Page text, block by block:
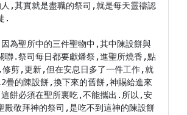
,其實就是盡職的祭司,就是每天靈禱認
.
為聖所中的三件聖物中,其中陳設餅與
聯.祭司每日都要獻燔祭,進聖所燒香,點
剪,更新,但在安息日多了一件工作,就
疊的陳設餅,換下來的舊餅,神賜給進來
餅必須在聖所裏吃,不能攜出.所以,安
殿敬拜神的祭司,是吃不到這神的陳設餅